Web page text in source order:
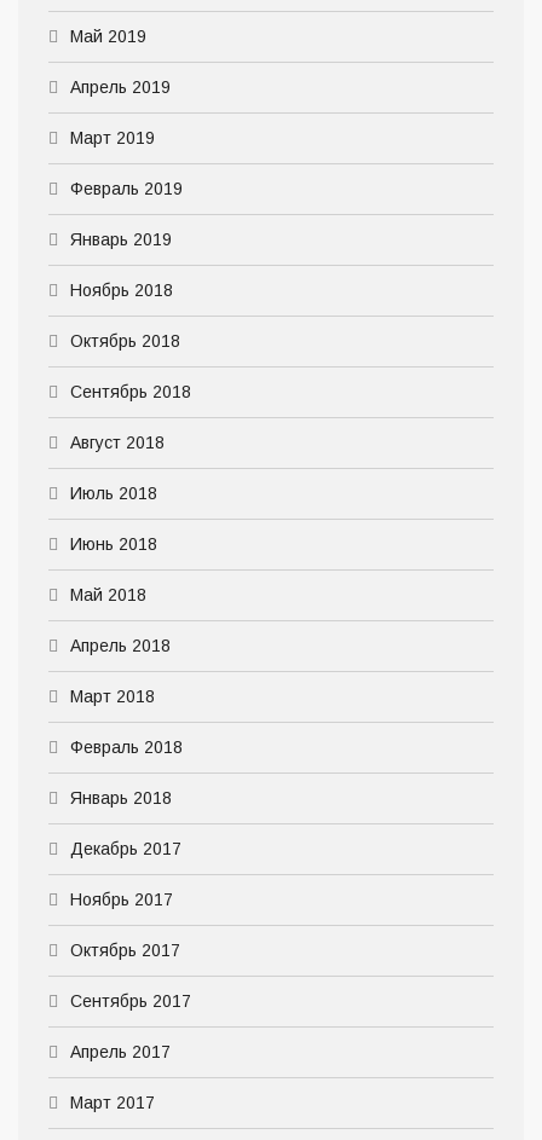
Май 2019
Апрель 2019
Март 2019
Февраль 2019
Январь 2019
Ноябрь 2018
Октябрь 2018
Сентябрь 2018
Август 2018
Июль 2018
Июнь 2018
Май 2018
Апрель 2018
Март 2018
Февраль 2018
Январь 2018
Декабрь 2017
Ноябрь 2017
Октябрь 2017
Сентябрь 2017
Апрель 2017
Март 2017